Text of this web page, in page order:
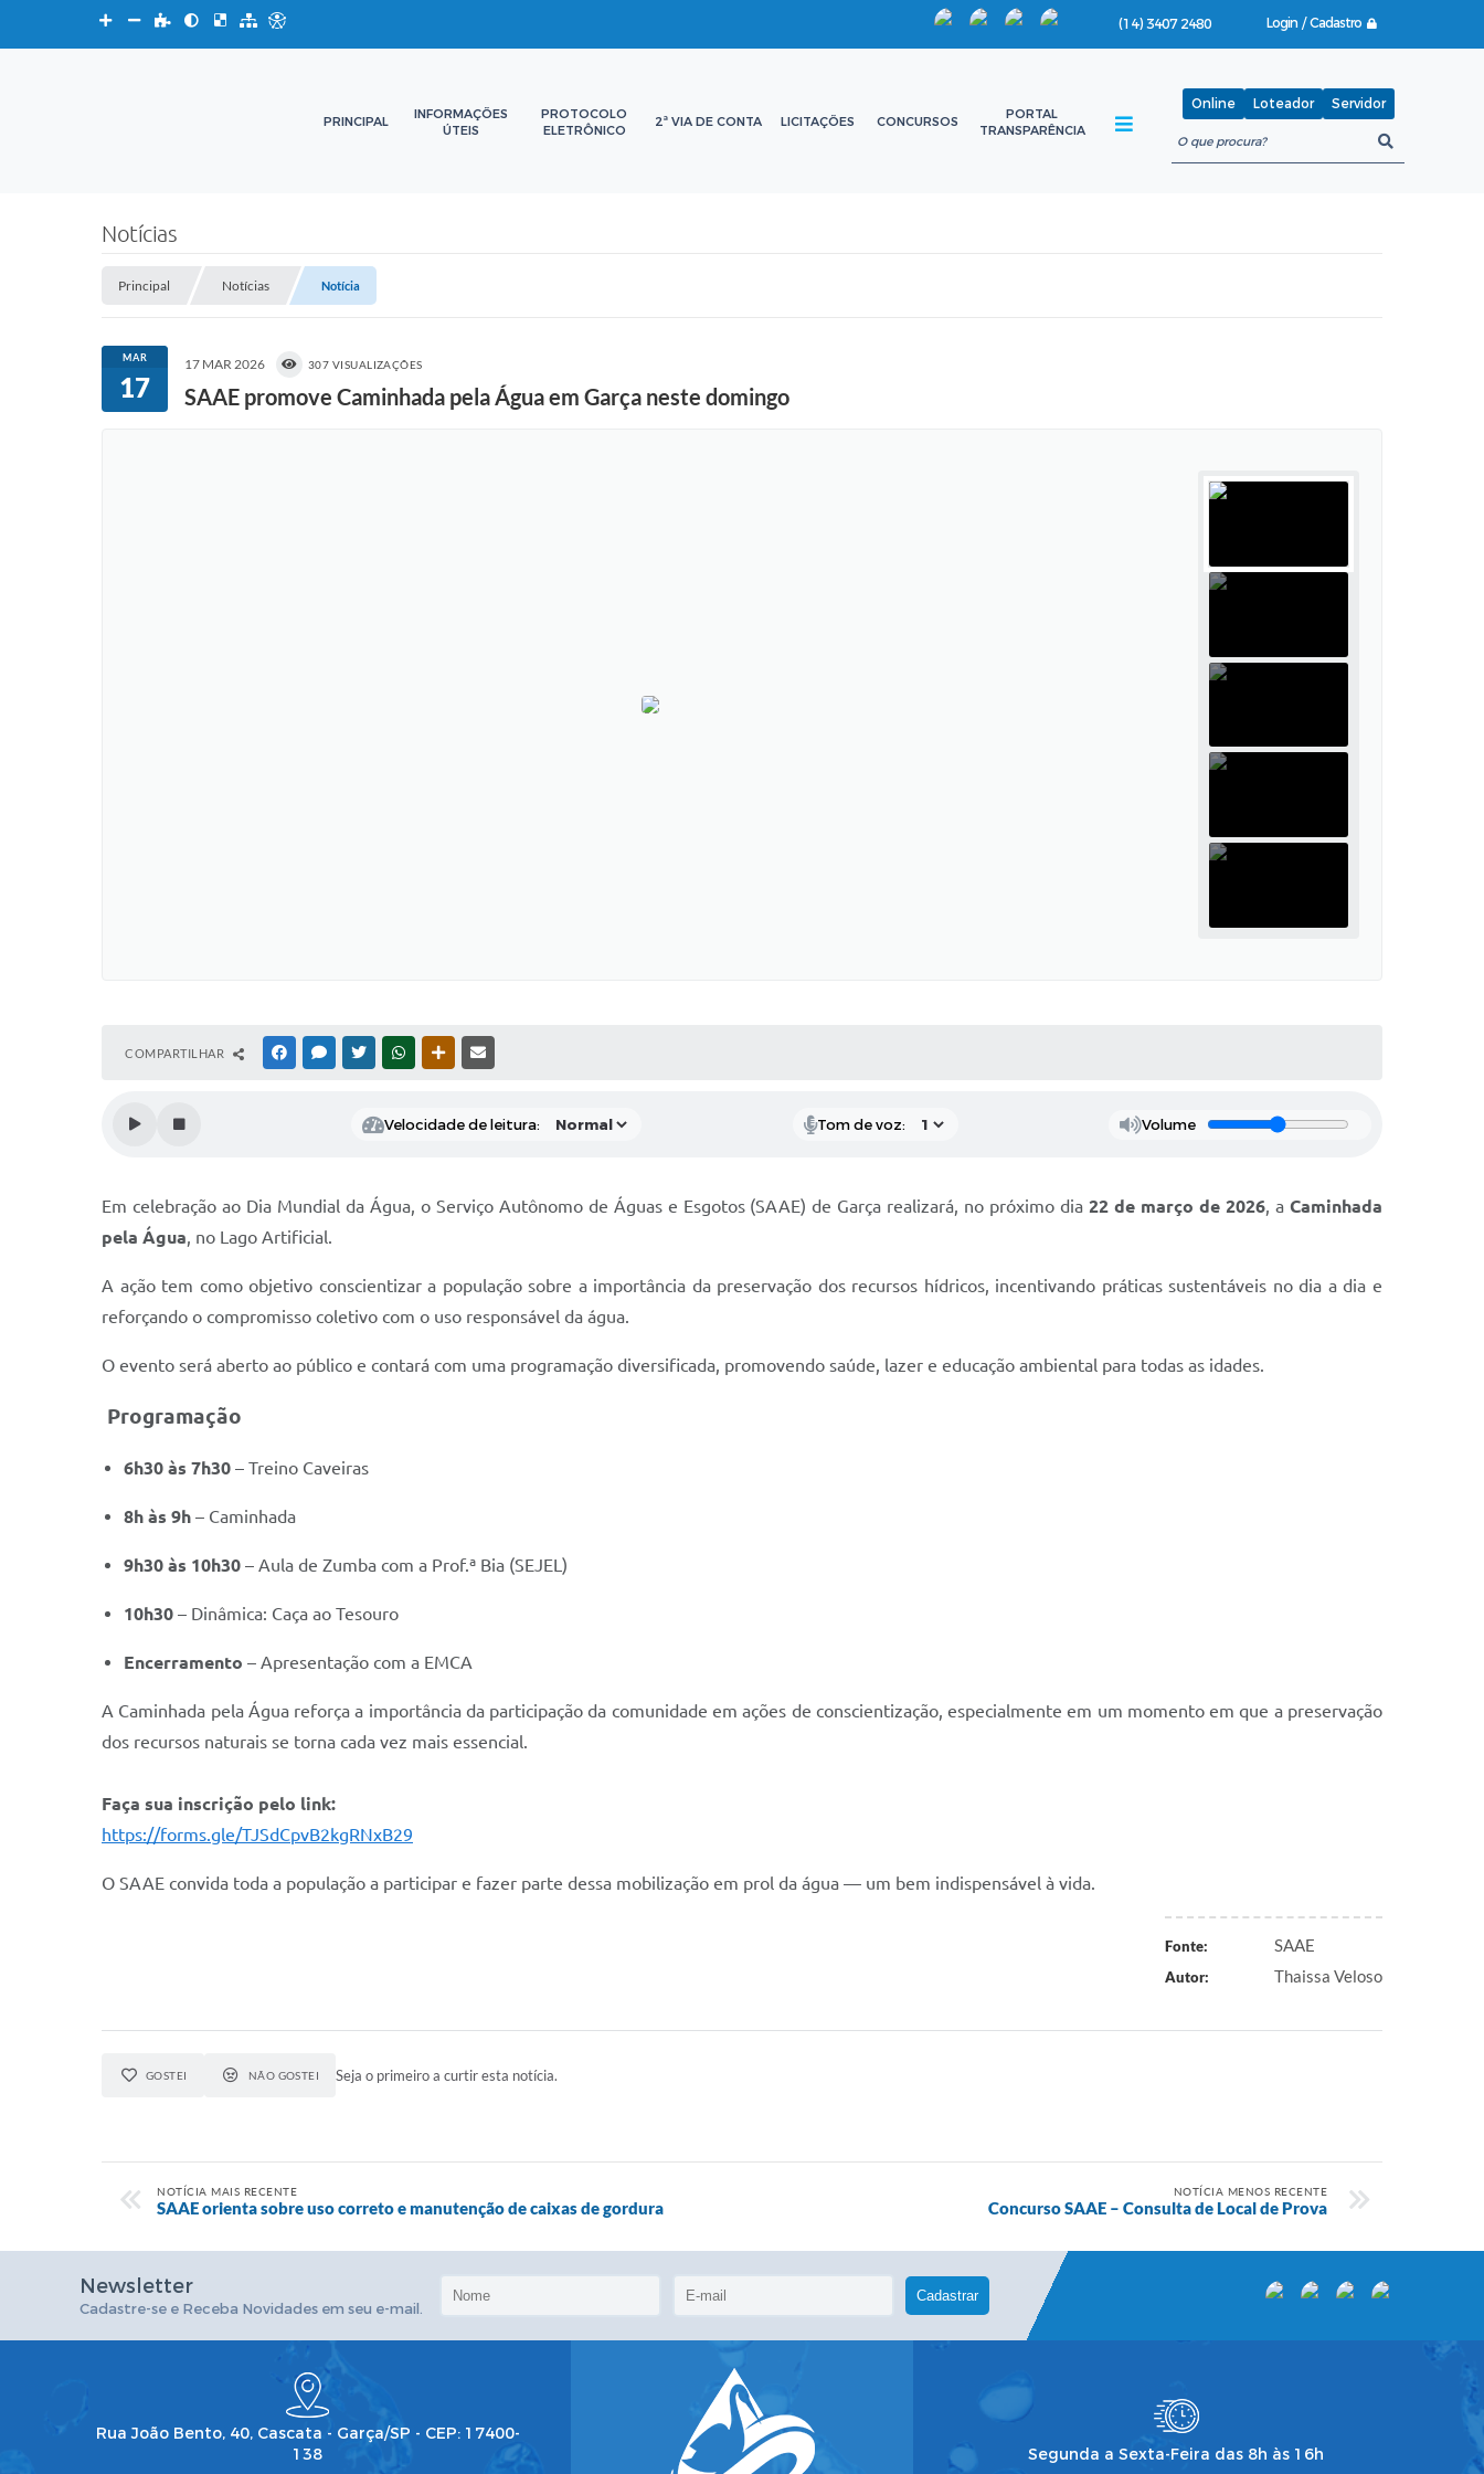
Login / Cadastro
(14) 3407 2480
PRINCIPAL
INFORMAÇÕES
ÚTEIS
PROTOCOLO
ELETRÔNICO
2ª VIA DE CONTA LICITAÇÕES CONCURSOS
PORTAL
TRANSPARÊNCIA
Online Loteador Servidor
Notícias
Principal Notícias Notícia
MAR
17
17 MAR 2026 307 VISUALIZAÇÕES
SAAE promove Caminhada pela Água em Garça neste domingo
COMPARTILHAR FACEBOOKMESSENGER
TWITTERWHATSAPPOUTRAS MÍDIAS
Velocidade de leitura: Tom de voz: Volume
Em celebração ao Dia Mundial da Água, o Serviço Autônomo de Águas e Esgotos (SAAE) de Garça realizará, no próximo dia22 de março de 2026, aCaminhada
pela Água, no Lago Artificial.
A ação tem como objetivo conscientizar a população sobre a importância da preservação dos recursos hídricos, incentivando práticas sustentáveis no dia a dia e
reforçando o compromisso coletivo com o uso responsável da água.
O evento será aberto ao público e contará com uma programação diversificada, promovendo saúde, lazer e educação ambiental para todas as idades.
Programação
6h30 às 7h30 – Treino Caveiras
8h às 9h – Caminhada
9h30 às 10h30 – Aula de Zumba com a Prof.ª Bia (SEJEL)
10h30 – Dinâmica: Caça ao Tesouro
Encerramento – Apresentação com a EMCA
A Caminhada pela Água reforça a importância da participação da comunidade em ações de conscientização, especialmente em um momento em que a preservação
dos recursos naturais se torna cada vez mais essencial.
Faça sua inscrição pelo link:
https://forms.gle/TJSdCpvB2kgRNxB29
O SAAE convida toda a população a participar e fazer parte dessa mobilização em prol da água — um bem indispensável à vida.
Fonte: SAAE
Autor: Thaissa Veloso
GOSTEI NÃO GOSTEI Seja o primeiro a curtir esta notícia.
NOTÍCIA MAIS RECENTE
SAAE orienta sobre uso correto e manutenção de caixas de gordura
NOTÍCIA MENOS RECENTE
Concurso SAAE – Consulta de Local de Prova
Newsletter
Cadastre-se e Receba Novidades em seu e-mail.
Cadastrar
Rua João Bento, 40, Cascata - Garça/SP - CEP: 17400-
138
Segunda a Sexta-Feira das 8h às 16h